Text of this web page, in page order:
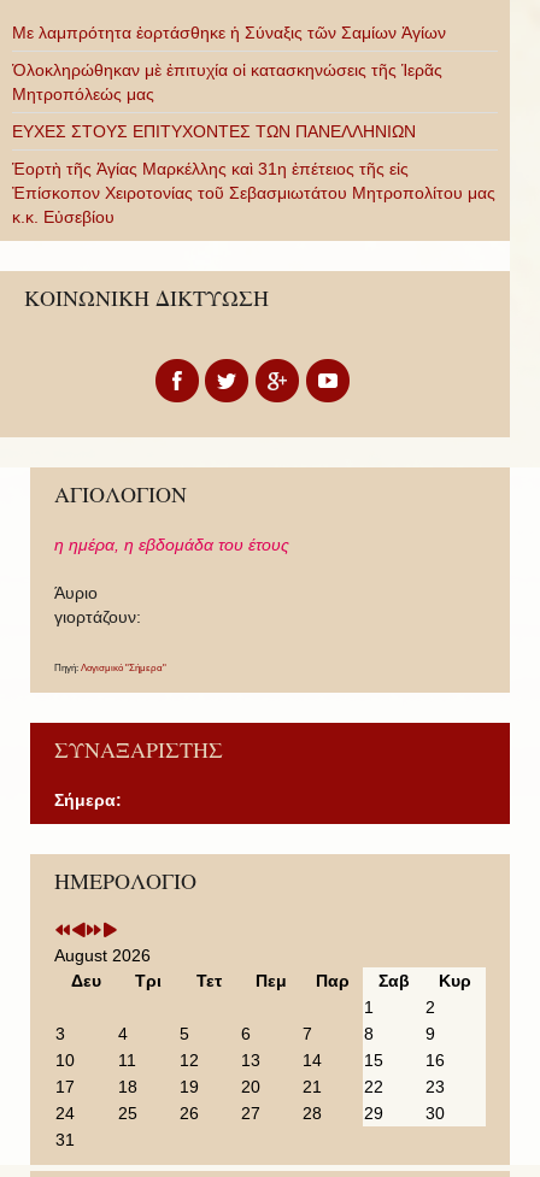
Με λαμπρότητα ἑορτάσθηκε ἡ Σύναξις τῶν Σαμίων Ἁγίων
Ὁλοκληρώθηκαν μὲ ἐπιτυχία οἱ κατασκηνώσεις τῆς Ἱερᾶς
Μητροπόλεώς μας
ΕΥΧΕΣ ΣΤΟΥΣ ΕΠΙΤΥΧΟΝΤΕΣ ΤΩΝ ΠΑΝΕΛΛΗΝΙΩΝ
Ἑορτὴ τῆς Ἁγίας Μαρκέλλης καὶ 31η ἐπέτειος τῆς εἰς
Ἐπίσκοπον Χειροτονίας τοῦ Σεβασμιωτάτου Μητροπολίτου μας
κ.κ. Εὐσεβίου
ΚΟΙΝΩΝΙΚΗ ΔΙΚΤΥΩΣΗ
ΑΓΙΟΛΟΓΙΟΝ
η ημέρα, η εβδομάδα του έτους
Άυριο
γιορτάζουν:
Πηγή: Λογισμικό "Σήμερα"
ΣΥΝΑΞΑΡΙΣΤΗΣ
Σήμερα:
ΗΜΕΡΟΛΟΓΙΟ
P
r
v
i
e
a
r
P
r
v
i
o
o
t
h
N
e
t
Y
e
N
e
t
M
August 2026
Δευ
Τρι Τετ Πεμ Παρ Σαβ
Κυρ
1
2
3
4 5 6 7 8
9
10
11 12 13 14 15
16
17
18 19 20 21 22
23
24
25 26 27 28 29
30
31